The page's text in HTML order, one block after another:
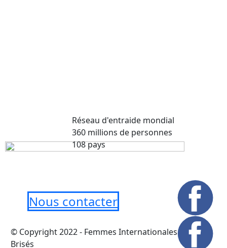
Réseau d'entraide mondial
360 millions de personnes
108 pays
Nous contacter
© Copyright 2022 - Femmes Internationales Murs
Brisés